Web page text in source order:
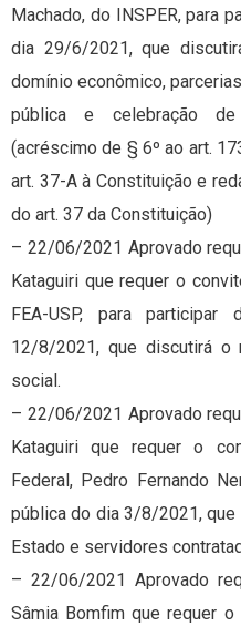
Machado, do INSPER, para
dia 29/6/2021, que
domínio econômico,
pública e celebração
(acréscimo de § 6º ao art.
art. 37-A à Constituição e
do art. 37 da Constituição)
– 22/06/2021 Aprovado
Kataguiri que requer o
FEA-USP, para
12/8/2021, que discutirá o
social.
– 22/06/2021 Aprovado
Kataguiri que requer o
Federal, Pedro Fernando
pública do dia 3/8/2021,
Estado e servidores
– 22/06/2021 Aprovado
Sâmia Bomfim que requer o